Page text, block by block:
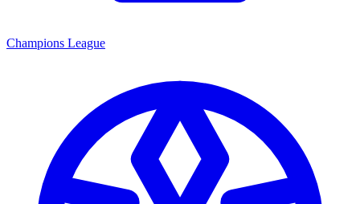
Champions League